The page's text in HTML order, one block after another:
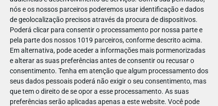
nós e os nossos parceiros poderemos usar identificação e dados
de geolocalização precisos através da procura de dispositivos.
Poderá clicar para consentir o processamento por nossa parte e
pela parte dos nossos 1019 parceiros, conforme descrito acima.
Em alternativa, pode aceder a informações mais pormenorizadas
e alterar as suas preferências antes de consentir ou recusar o
consentimento. Tenha em atenção que algum processamento dos
seus dados pessoais poderá não exigir o seu consentimento, mas
que tem o direito de se opor a esse processamento. As suas
preferências serão aplicadas apenas a este website. Você pode
Sem planos para os miúdos? Desafie-os a
experimentar a Valo TV da JumpYard!